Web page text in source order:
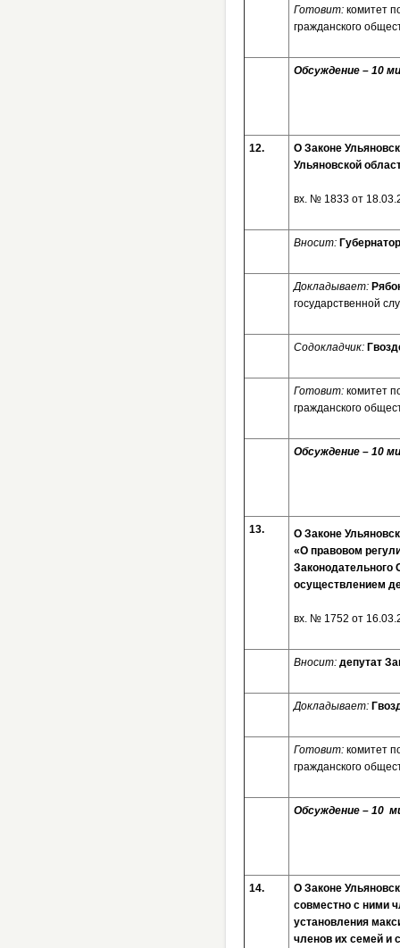
Готовит: комитет
гражданского
Обсуждение – 10
12.
О Законе
Ульяновской
вх. № 1833 от
Вносит:
Докладывает:
государственной
Содокладчик:
Готовит: комитет
гражданского
Обсуждение – 10
13.
О Законе
«О правовом
Законодательного
осуществлением
вх. № 1752 от
Вносит: депутат
Докладывает:
Готовит: комитет
гражданского
Обсуждение – 10
14.
О Законе
совместно с ними
установления
членов их семей и